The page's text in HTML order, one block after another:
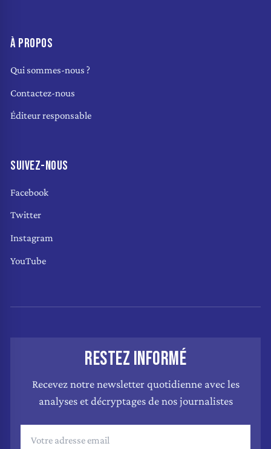
À PROPOS
Qui sommes-nous ?
Contactez-nous
Éditeur responsable
SUIVEZ-NOUS
Facebook
Twitter
Instagram
YouTube
RESTEZ INFORMÉ
Recevez notre newsletter quotidienne avec les
analyses et décryptages de nos journalistes